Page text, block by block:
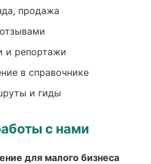
продажа
и репортажи
в справочнике
и гиды
с нами
для малого бизнеса